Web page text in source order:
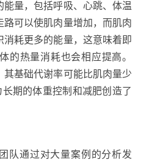
量，包括呼吸、心跳、体温
可以使肌肉量增加，而肌肉
耗更多的能量，这意味着即
的热量消耗也会相应提高。
其基础代谢率可能比肌肉量少
长期的体重控制和减肥创造了
队通过对大量案例的分析发